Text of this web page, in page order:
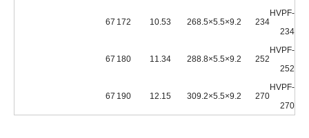
HVPF-
234
234
9.2×5.5×8.5
26
10.53
172
67
HVPF-
252
252
9.2×5.5×8.8
28
11.34
180
67
HVPF-
270
270
9.2×5.5×9.2
30
12.15
190
67